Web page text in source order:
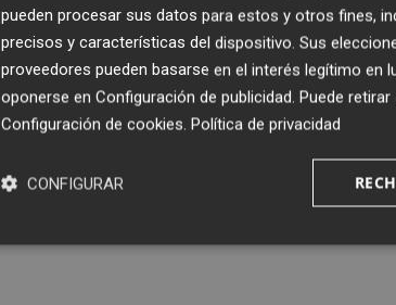
pueden procesar sus datos para estos y otros fines,
precisos y características del dispositivo. Sus
proveedores pueden basarse en el interés legítimo en
oponerse en Configuración de publicidad. Puede
Configuración de cookies. Política de privacidad
CONFIGURAR